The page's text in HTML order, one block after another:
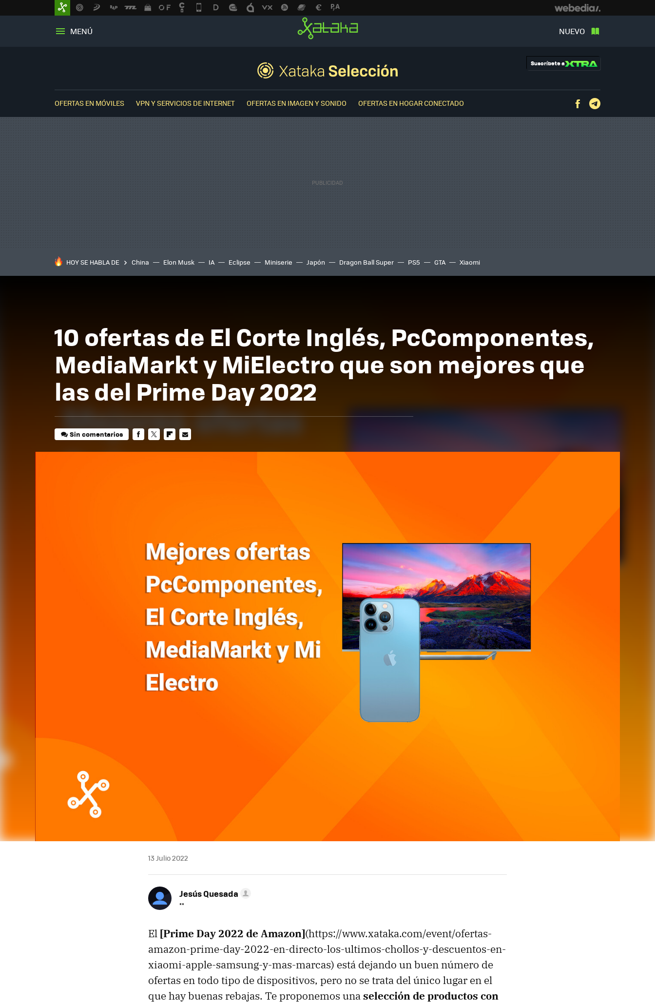
MENÚ NUEVO
Suscríbete a
OFERTAS EN MÓVILES VPN Y SERVICIOS DE INTERNET OFERTAS EN IMAGEN Y SONIDO OFERTAS EN HOGAR CONECTADO Facebook
HOY SE HABLA DE China Elon Musk IA Eclipse Miniserie Japón Dragon Ball Super PS5 GTA Xiaomi
10 ofertas de El Corte Inglés, PcComponentes,
MediaMarkt y MiElectro que son mejores que
las del Prime Day 2022
Sin comentarios
13 Julio 2022
Jesús Quesada
**
El [Prime Day 2022 de Amazon](https://www.xataka.com/event/ofertas-
amazon-prime-day-2022-en-directo-los-ultimos-chollos-y-descuentos-en-
xiaomi-apple-samsung-y-mas-marcas) está dejando un buen número de
ofertas en todo tipo de dispositivos, pero no se trata del único lugar en el
que hay buenas rebajas. Te proponemos unaselección de productos con